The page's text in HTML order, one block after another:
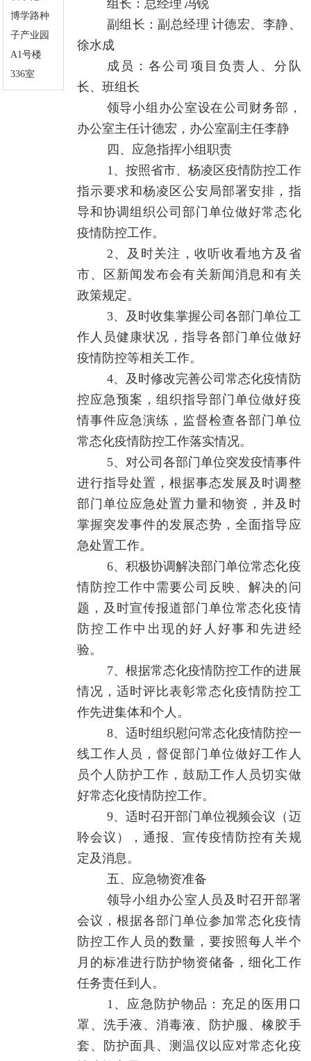
博学路种
子产业园
A1号楼
336室
组长：总经理 冯锐
副组长：副总经理 计德宏、李静、
徐水成
成员：各公司项目负责人、分队
长、班组长
领导小组办公室设在公司财务部，
办公室主任计德宏，办公室副主任李静
四、应急指挥小组职责
1、按照省市、杨凌区疫情防控工作
指示要求和杨凌区公安局部署安排，指
导和协调组织公司部门单位做好常态化
疫情防控工作。
2、及时关注，收听收看地方及省
市、区新闻发布会有关新闻消息和有关
政策规定。
3、及时收集掌握公司各部门单位工
作人员健康状况，指导各部门单位做好
疫情防控等相关工作。
4、及时修改完善公司常态化疫情防
控应急预案，组织指导部门单位做好疫
情事件应急演练，监督检查各部门单位
常态化疫情防控工作落实情况。
5、对公司各部门单位突发疫情事件
进行指导处置，根据事态发展及时调整
部门单位应急处置力量和物资，并及时
掌握突发事件的发展态势，全面指导应
急处置工作。
6、积极协调解决部门单位常态化疫
情防控工作中需要公司反映、解决的问
题，及时宣传报道部门单位常态化疫情
防控工作中出现的好人好事和先进经
验。
7、根据常态化疫情防控工作的进展
情况，适时评比表彰常态化疫情防控工
作先进集体和个人。
8、适时组织慰问常态化疫情防控一
线工作人员，督促部门单位做好工作人
员个人防护工作，鼓励工作人员切实做
好常态化疫情防控工作。
9、适时召开部门单位视频会议（迈
聆会议），通报、宣传疫情防控有关规
定及消息。
五、应急物资准备
领导小组办公室人员及时召开部署
会议，根据各部门单位参加常态化疫情
防控工作人员的数量，要按照每人半个
月的标准进行防护物资储备，细化工作
任务责任到人。
1、应急防护物品：充足的医用口
罩、洗手液、消毒液、防护服、橡胶手
套、防护面具、测温仪以应对常态化疫